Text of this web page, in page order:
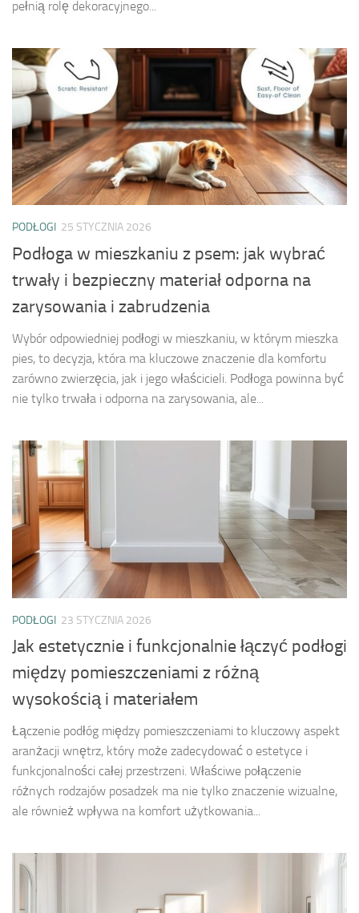
pełnią rolę dekoracyjnego...
PODŁOGI 25 STYCZNIA 2026
Podłoga w mieszkaniu z psem: jak wybrać
trwały i bezpieczny materiał odporna na
zarysowania i zabrudzenia
Wybór odpowiedniej podłogi w mieszkaniu, w którym mieszka
pies, to decyzja, która ma kluczowe znaczenie dla komfortu
zarówno zwierzęcia, jak i jego właścicieli. Podłoga powinna być
nie tylko trwała i odporna na zarysowania, ale...
PODŁOGI 23 STYCZNIA 2026
Jak estetycznie i funkcjonalnie łączyć podłogi
między pomieszczeniami z różną
wysokością i materiałem
Łączenie podłóg między pomieszczeniami to kluczowy aspekt
aranżacji wnętrz, który może zadecydować o estetyce i
funkcjonalności całej przestrzeni. Właściwe połączenie
różnych rodzajów posadzek ma nie tylko znaczenie wizualne,
ale również wpływa na komfort użytkowania...